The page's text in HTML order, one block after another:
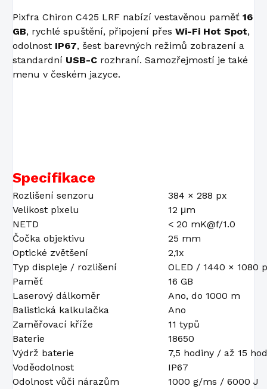
Pixfra Chiron C425 LRF nabízí vestavěnou paměť 16
GB, rychlé spuštění, připojení přes Wi-Fi Hot Spot,
odolnost IP67, šest barevných režimů zobrazení a
standardní USB-C rozhraní. Samozřejmostí je také
menu v českém jazyce.
Specifikace
Rozlišení senzoru
384 × 288 px
Velikost pixelu
12 μm
NETD
< 20 mK@f/1.0
Čočka objektivu
25 mm
Optické zvětšení
2,1x
Typ displeje / rozlišení
OLED / 1440 × 1080
Paměť
16 GB
Laserový dálkoměr
Ano, do 1000 m
Balistická kalkulačka
Ano
Zaměřovací kříže
11 typů
Baterie
18650
Výdrž baterie
7,5 hodiny / až 15
Voděodolnost
IP67
Odolnost vůči nárazům
1000 g/ms / 6000 J